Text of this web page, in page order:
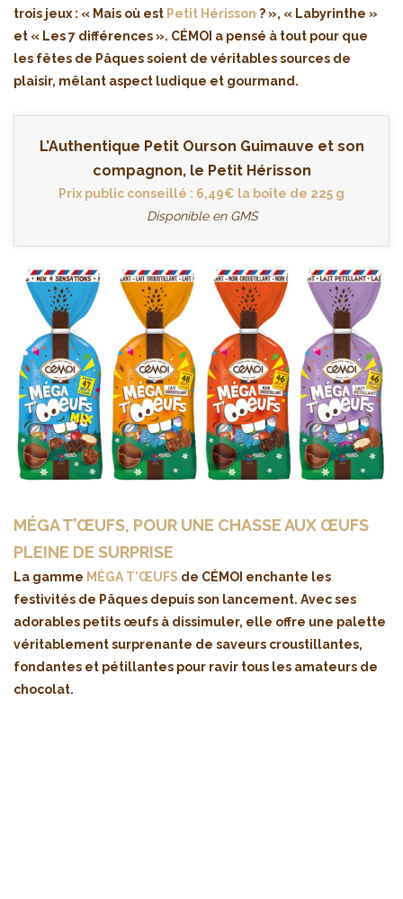
trois jeux : « Mais où est Petit Hérisson ? », « Labyrinthe »
et « Les 7 différences ». CÉMOI a pensé à tout pour que
les fêtes de Pâques soient de véritables sources de
plaisir, mêlant aspect ludique et gourmand.
L’Authentique Petit Ourson Guimauve et son
compagnon, le Petit Hérisson
Prix public conseillé : 6,49€ la boîte de 225 g
Disponible en GMS
MÉGA T’ŒUFS, POUR UNE CHASSE AUX ŒUFS
PLEINE DE SURPRISE
La gamme MÉGA T’ŒUFS de CÉMOI enchante les
festivités de Pâques depuis son lancement. Avec ses
adorables petits œufs à dissimuler, elle offre une palette
véritablement surprenante de saveurs croustillantes,
fondantes et pétillantes pour ravir tous les amateurs de
chocolat.